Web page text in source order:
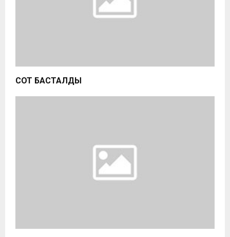
СОТ БАСТАЛДЫ